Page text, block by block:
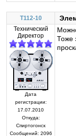
T112-10
Технический
Директор
Дата
регистрации:
17.07.2010
Откуда:
Спиртогонск
Сообщений: 2096
Тоже